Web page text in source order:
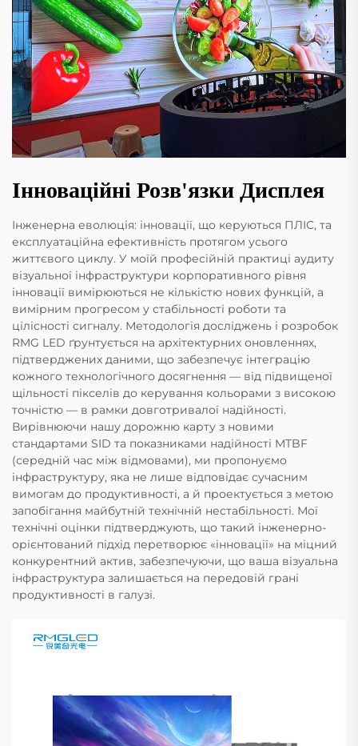
Інноваційні Розв'язки Дисплея
Інженерна еволюція: інновації, що керуються ПЛІС, та
експлуатаційна ефективність протягом усього
життєвого циклу. У моїй професійній практиці аудиту
візуальної інфраструктури корпоративного рівня
інновації вимірюються не кількістю нових функцій, а
вимірним прогресом у стабільності роботи та
цілісності сигналу. Методологія досліджень і розробок
RMG LED ґрунтується на архітектурних оновленнях,
підтверджених даними, що забезпечує інтеграцію
кожного технологічного досягнення — від підвищеної
щільності пікселів до керування кольорами з високою
точністю — в рамки довготривалої надійності.
Вирівнюючи нашу дорожню карту з новими
стандартами SID та показниками надійності MTBF
(середній час між відмовами), ми пропонуємо
інфраструктуру, яка не лише відповідає сучасним
вимогам до продуктивності, а й проектується з метою
запобігання майбутній технічній нестабільності. Мої
технічні оцінки підтверджують, що такий інженерно-
орієнтований підхід перетворює «інновації» на міцний
конкурентний актив, забезпечуючи, що ваша візуальна
інфраструктура залишається на передовій грані
продуктивності в галузі.